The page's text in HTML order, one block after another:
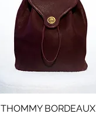
THOMMY BORDEAUX